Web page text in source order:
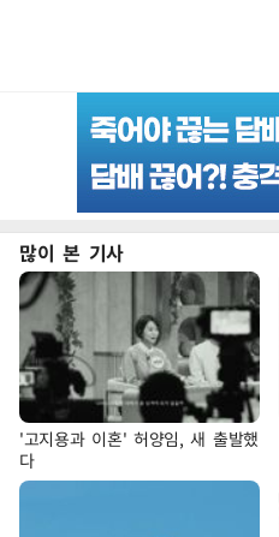
많이 본 기사
'고지용과 이혼' 허양임, 새 출발했
다